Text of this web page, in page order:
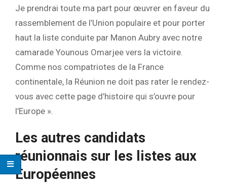
Je prendrai toute ma part pour œuvrer en faveur du
rassemblement de l’Union populaire et pour porter
haut la liste conduite par Manon Aubry avec notre
camarade Younous Omarjee vers la victoire.
Comme nos compatriotes de la France
continentale, la Réunion ne doit pas rater le rendez-
vous avec cette page d’histoire qui s’ouvre pour
l’Europe ».
Les autres candidats
réunionnais sur les listes aux
Européennes